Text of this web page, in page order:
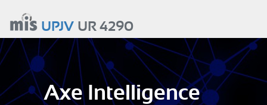
contenu
principal
UPJVUR 4290
Axe Intelligence